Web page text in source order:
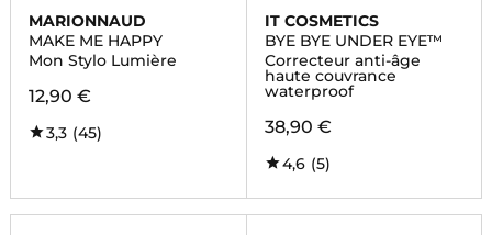
MARIONNAUD
MAKE ME HAPPY
Mon Stylo Lumière
12,90 €
3,3 (45)
IT COSMETICS
BYE BYE UNDER EYE™
Correcteur anti-âge
haute couvrance
waterproof
38,90 €
4,6 (5)